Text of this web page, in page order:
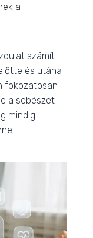
a
számít –
és utána
fokozatosan
a sebészet
mindig